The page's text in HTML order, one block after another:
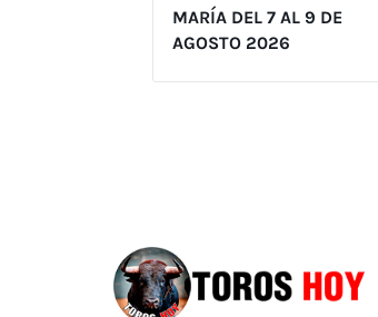
MARÍA DEL 7 AL 9 DE
AGOSTO 2026